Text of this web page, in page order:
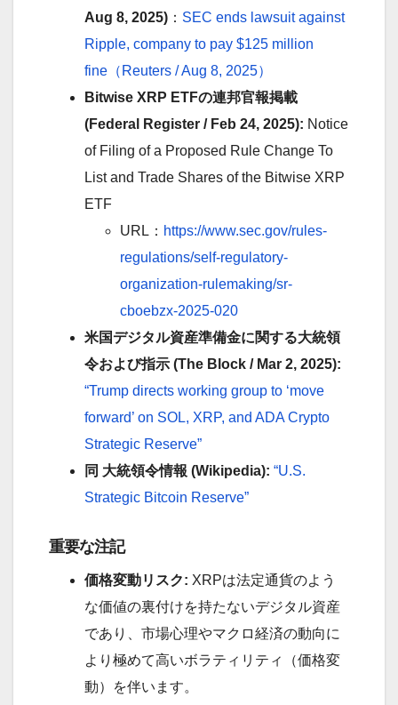
Aug 8, 2025) ： SEC ends lawsuit against
Ripple, company to pay $125 million
fine（Reuters / Aug 8, 2025）
Bitwise XRP ETFの連邦官報掲載
(Federal Register / Feb 24, 2025): Notice
of Filing of a Proposed Rule Change To
List and Trade Shares of the Bitwise XRP
ETF
URL： https://www.sec.gov/rules-
regulations/self-regulatory-
organization-rulemaking/sr-
cboebzx-2025-020
米国デジタル資産準備金に関する大統領
令および指示 (The Block / Mar 2, 2025):
“Trump directs working group to ‘move
forward’ on SOL, XRP, and ADA Crypto
Strategic Reserve”
同 大統領令情報 (Wikipedia): “U.S.
Strategic Bitcoin Reserve”
重要な注記
価格変動リスク: XRPは法定通貨のよう
な価値の裏付けを持たないデジタル資産
であり、市場心理やマクロ経済の動向に
より極めて高いボラティリティ（価格変
動）を伴います。